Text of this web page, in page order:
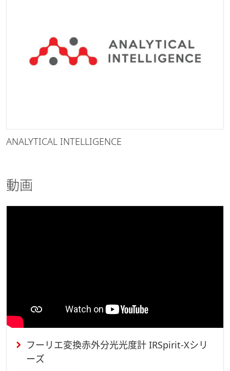
ANALYTICAL INTELLIGENCE
動画
フーリエ変換赤外分光光度計 IRSpirit-Xシリ
ーズ